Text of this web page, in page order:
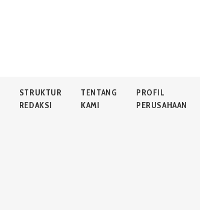
STRUKTUR
REDAKSI
TENTANG
KAMI
PROFIL
PERUSAHAAN